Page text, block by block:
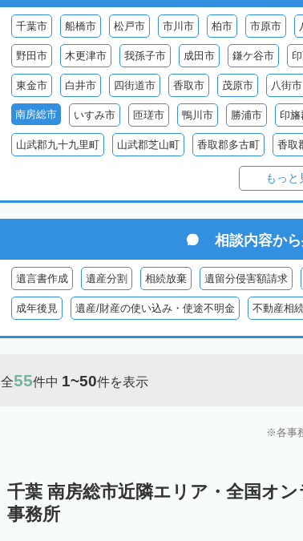
千葉市 船橋市 松戸市 市川市 柏市 市原市
野田市 木更津市 我孫子市 成田市 鎌ケ谷市
東金市 白井市 四街道市 香取市 茂原市 八街市
南房総市 いすみ市 匝瑳市 鴨川市 勝浦市 印
山武郡九十九里町 山武郡芝山町 香取郡多古町 香取
長生郡睦
安房郡鋸南町
もっと
相談内容から
遺言書作成 遺産分割 相続放棄 遺留分侵害額請求
成年後見 遺産/財産の使い込み・使途不明金 不動産相
全55件中 1~50件を表示
各事
千葉 南房総市近隣エリア・全国オ
事務所